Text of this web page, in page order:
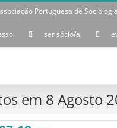
Portuguesa de Sociologia
ser sócio/a
em 8 Agosto